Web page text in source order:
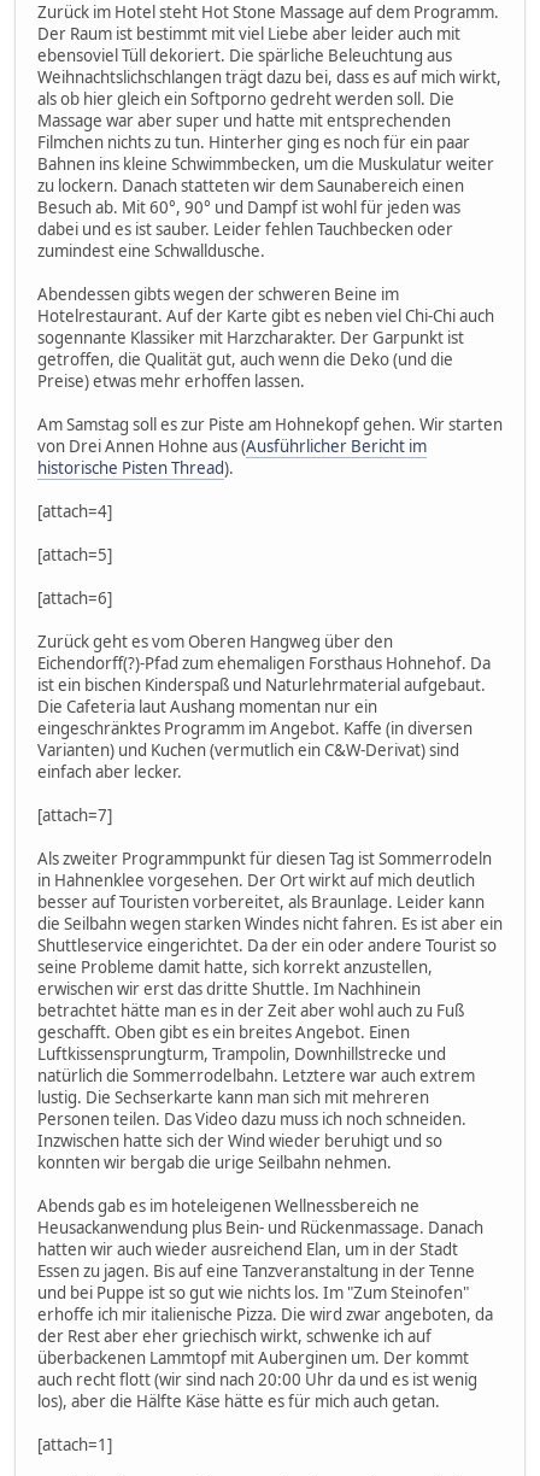
Zurück im Hotel steht Hot Stone Massage auf dem Programm.
Der Raum ist bestimmt mit viel Liebe aber leider auch mit
ebensoviel Tüll dekoriert. Die spärliche Beleuchtung aus
Weihnachtslichschlangen trägt dazu bei, dass es auf mich wirkt,
als ob hier gleich ein Softporno gedreht werden soll. Die
Massage war aber super und hatte mit entsprechenden
Filmchen nichts zu tun. Hinterher ging es noch für ein paar
Bahnen ins kleine Schwimmbecken, um die Muskulatur weiter
zu lockern. Danach statteten wir dem Saunabereich einen
Besuch ab. Mit 60°, 90° und Dampf ist wohl für jeden was
dabei und es ist sauber. Leider fehlen Tauchbecken oder
zumindest eine Schwalldusche.
Abendessen gibts wegen der schweren Beine im
Hotelrestaurant. Auf der Karte gibt es neben viel Chi-Chi auch
sogennante Klassiker mit Harzcharakter. Der Garpunkt ist
getroffen, die Qualität gut, auch wenn die Deko (und die
Preise) etwas mehr erhoffen lassen.
Am Samstag soll es zur Piste am Hohnekopf gehen. Wir starten
von Drei Annen Hohne aus (Ausführlicher Bericht im
historische Pisten Thread).
[attach=4]
[attach=5]
[attach=6]
Zurück geht es vom Oberen Hangweg über den
Eichendorff(?)-Pfad zum ehemaligen Forsthaus Hohnehof. Da
ist ein bischen Kinderspaß und Naturlehrmaterial aufgebaut.
Die Cafeteria laut Aushang momentan nur ein
eingeschränktes Programm im Angebot. Kaffe (in diversen
Varianten) und Kuchen (vermutlich ein C&W-Derivat) sind
einfach aber lecker.
[attach=7]
Als zweiter Programmpunkt für diesen Tag ist Sommerrodeln
in Hahnenklee vorgesehen. Der Ort wirkt auf mich deutlich
besser auf Touristen vorbereitet, als Braunlage. Leider kann
die Seilbahn wegen starken Windes nicht fahren. Es ist aber ein
Shuttleservice eingerichtet. Da der ein oder andere Tourist so
seine Probleme damit hatte, sich korrekt anzustellen,
erwischen wir erst das dritte Shuttle. Im Nachhinein
betrachtet hätte man es in der Zeit aber wohl auch zu Fuß
geschafft. Oben gibt es ein breites Angebot. Einen
Luftkissensprungturm, Trampolin, Downhillstrecke und
natürlich die Sommerrodelbahn. Letztere war auch extrem
lustig. Die Sechserkarte kann man sich mit mehreren
Personen teilen. Das Video dazu muss ich noch schneiden.
Inzwischen hatte sich der Wind wieder beruhigt und so
konnten wir bergab die urige Seilbahn nehmen.
Abends gab es im hoteleigenen Wellnessbereich ne
Heusackanwendung plus Bein- und Rückenmassage. Danach
hatten wir auch wieder ausreichend Elan, um in der Stadt
Essen zu jagen. Bis auf eine Tanzveranstaltung in der Tenne
und bei Puppe ist so gut wie nichts los. Im "Zum Steinofen"
erhoffe ich mir italienische Pizza. Die wird zwar angeboten, da
der Rest aber eher griechisch wirkt, schwenke ich auf
überbackenen Lammtopf mit Auberginen um. Der kommt
auch recht flott (wir sind nach 20:00 Uhr da und es ist wenig
los), aber die Hälfte Käse hätte es für mich auch getan.
[attach=1]